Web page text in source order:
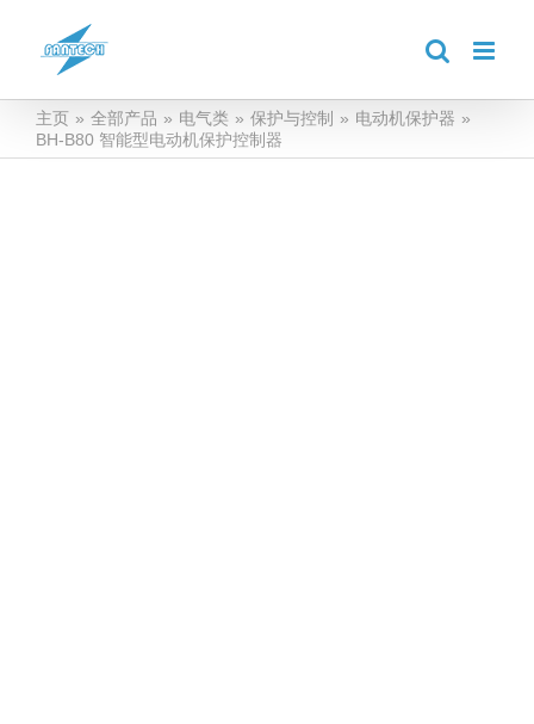
主页 » 全部产品 » 电气类 » 保护与控制 » 电动机保护器 »
BH-B80 智能型电动机保护控制器